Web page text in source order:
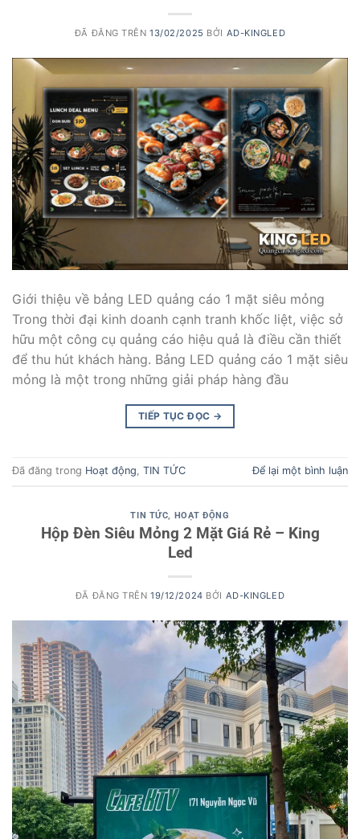
ĐÃ ĐĂNG TRÊN13/02/2025 BỞI AD-KINGLED
Giới thiệu về bảng LED quảng cáo 1 mặt siêu mỏng
Trong thời đại kinh doanh cạnh tranh khốc liệt, việc sở
hữu một công cụ quảng cáo hiệu quả là điều cần thiết
để thu hút khách hàng. Bảng LED quảng cáo 1 mặt siêu
mỏng là một trong những giải pháp hàng đầu
TIẾP TỤC ĐỌC →
Đã đăng trong Hoạt động, TIN TỨC Để lại một bình luận
TIN TỨC, HOẠT ĐỘNG
Hộp Đèn Siêu Mỏng 2 Mặt Giá Rẻ – King
Led
ĐÃ ĐĂNG TRÊN19/12/2024 BỞI AD-KINGLED